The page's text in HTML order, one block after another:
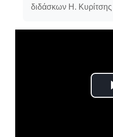
διδάσκων Η. Κυρίτσης